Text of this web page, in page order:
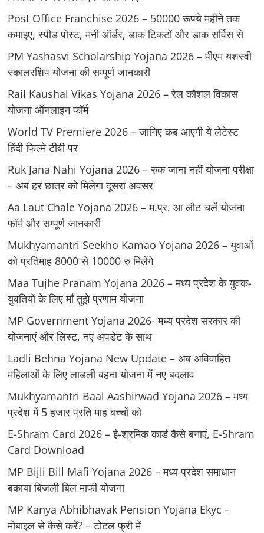
Post Office Franchise 2026 – 50000 रूपये महीने तक
कमाइए, स्पीड पोस्ट, मनी ऑर्डर, डाक टिकटों और डाक सर्विस से
PM Yashasvi Scholarship Yojana 2026 – पीएम यशस्वी
स्कालरशिप योजना की सम्पूर्ण जानकारी
Rail Kaushal Vikas Yojana 2026 – रेल कौशल विकास
योजना ऑनलाइन फॉर्म
World TV Premiere 2026 – जानिए कब आएगी ये लेटेस्ट
हिंदी फिल्मे टीवी पर
Ruk Jana Nahi Yojana 2026 – रुक जाना नहीं योजना परीक्षा
– अब हर छात्र को मिलेगा दूसरा अवसर
Aa Laut Chale Yojana 2026 – म.प्र. आ लौट चलें योजना
फॉर्म और सम्पूर्ण जानकारी
Mukhyamantri Seekho Kamao Yojana 2026 – युवाओं
को प्रतिमाह 8000 से 10000 रु मिलेंगे
Maa Tujhe Pranam Yojana 2026 – मध्य प्रदेश के युवक-
युवतियों के लिए मॉं तुझे प्रणाम योजना
MP Government Yojana 2026- मध्य प्रदेश सरकार की
योजनाएं और लिस्ट, नए अपडेट के साथ
Ladli Behna Yojana New Update – अब अविवाहित
महिलाओं के लिए लाडली बहना योजना में नए बदलाव
Mukhyamantri Baal Aashirwad Yojana 2026 – मध्य
प्रदेश में 5 हजार प्रति माह बच्चों को
E-Shram Card 2026 – ई-श्रमिक कार्ड कैसे बनाएं, E-Shram
Card Download
MP Bijli Bill Mafi Yojana 2026 – मध्य प्रदेश समाधान
बकाया बिजली बिल माफी योजना
MP Kanya Abhibhavak Pension Yojana Ekyc –
मोबाइल से कैसे करें? – टोटल फ्री में